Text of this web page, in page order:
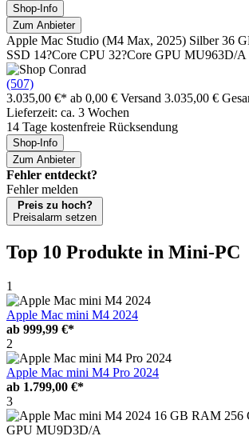
Shop-Info
Zum Anbieter
Apple Mac Studio (M4 Max, 2025) Silber 36
SSD 14?Core CPU 32?Core GPU MU963D/A
(507)
3.035,00 €* ab 0,00 € Versand 3.035,00 €
Lieferzeit: ca. 3 Wochen
14 Tage kostenfreie Rücksendung
Shop-Info
Zum Anbieter
Fehler entdeckt?
Fehler melden
Preis zu hoch?
Preisalarm setzen
Top 10 Produkte in Mini-PC
1
Apple Mac mini M4 2024
ab 999,99 €*
2
Apple Mac mini M4 Pro 2024
ab 1.799,00 €*
3